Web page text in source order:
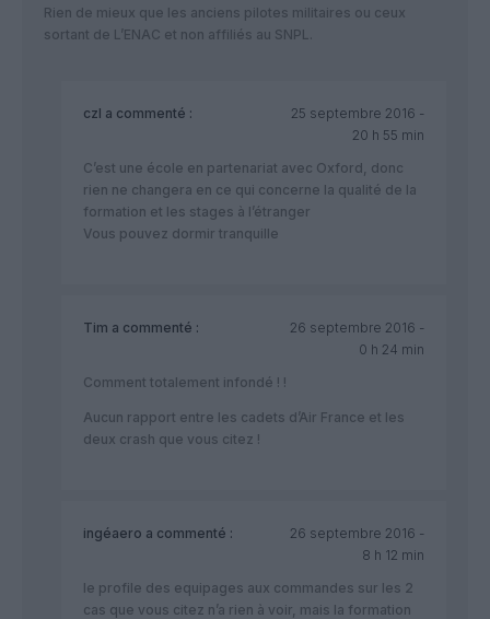
Rien de mieux que les anciens pilotes militaires ou ceux
sortant de L’ENAC et non affiliés au SNPL.
czl a commenté :
25 septembre 2016 -
20 h 55 min
C’est une école en partenariat avec Oxford, donc
rien ne changera en ce qui concerne la qualité de la
formation et les stages à l’étranger
Vous pouvez dormir tranquille
Tim a commenté :
26 septembre 2016 -
0 h 24 min
Comment totalement infondé ! !
Aucun rapport entre les cadets d’Air France et les
deux crash que vous citez !
ingéaero a commenté :
26 septembre 2016 -
8 h 12 min
le profile des equipages aux commandes sur les 2
cas que vous citez n’a rien à voir, mais la formation